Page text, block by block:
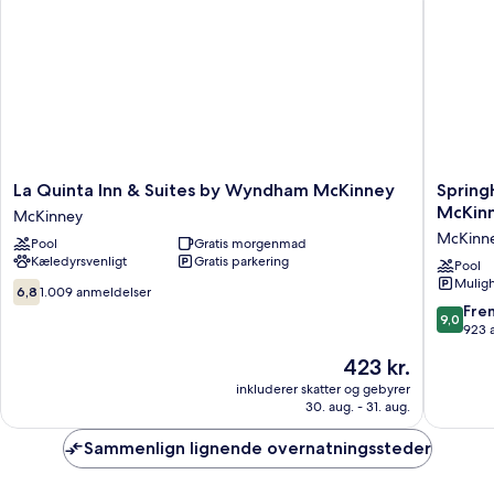
La
Quinta
Inn
&
Suites
by
Wyndham
La Quinta Inn & Suites by Wyndham McKinney
McKinney
Pool
Gratis morgenmad
Kæledyrsvenligt
Gratis parkering
6.8
ud
6,8 1.009 anmeldelser
Prisen
423 kr.
423 kr.
inkluderer skatter og gebyrer
30. aug. - 31. aug.
Suites
Marriott
Dallas
Pool
9.0
ud
9,0
923
Sammenlign lignende overnatningssteder